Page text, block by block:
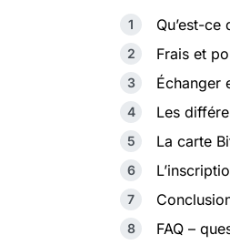
Qu’est-ce
Frais et
Échanger
Les
La carte
FAQ –